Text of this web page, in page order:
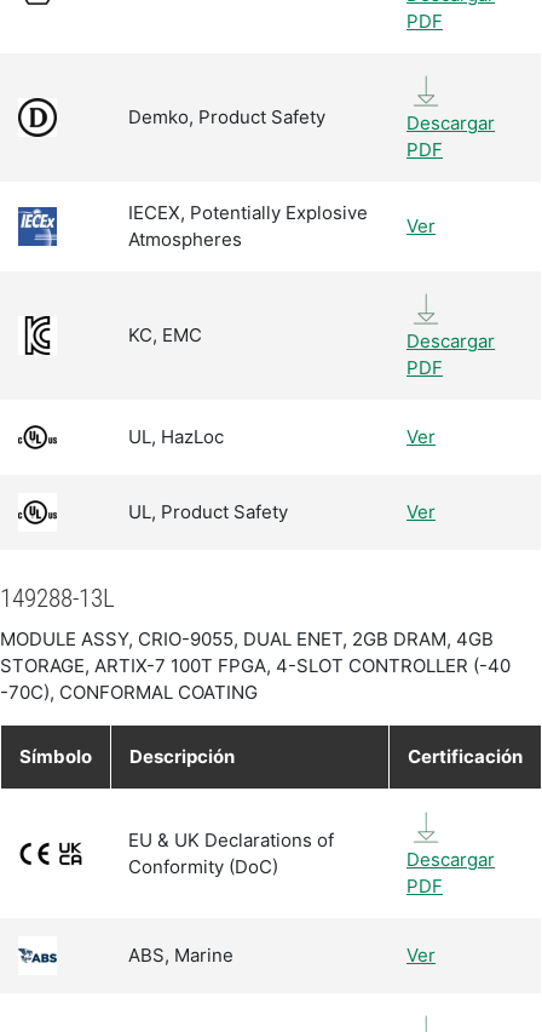
PDF
Demko, Product Safety
Descargar
PDF
IECEX, Potentially Explosive
Atmospheres
Ver
KC, EMC
Descargar
PDF
UL, HazLoc Ver
UL, Product Safety Ver
149288-13L
MODULE ASSY, CRIO-9055, DUAL ENET, 2GB DRAM, 4GB
STORAGE, ARTIX-7 100T FPGA, 4-SLOT CONTROLLER (-40
-70C), CONFORMAL COATING
Símbolo Descripción Certificación
EU & UK Declarations of
Conformity (DoC)
Descargar
PDF
ABS, Marine Ver